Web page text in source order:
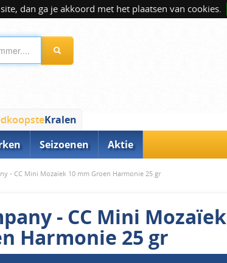
dan ga je akkoord met het plaatsen van cookies.
Kralen
Seizoenen Aktie
- CC Mini Mozaïek 10 mm Groen Harmonie 25 gr
- CC Mini Mozaïek
Harmonie 25 gr